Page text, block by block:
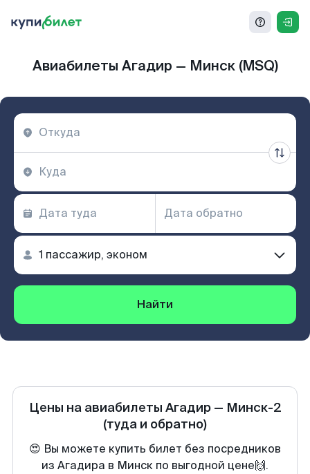
Авиабилеты Агадир — Минск (MSQ)
Найти
Цены на авиабилеты Агадир— Минск-2
(туда и обратно)
😍 Вы можете купить билет без посредников
из Агадира в Минск по выгодной цене🙌.